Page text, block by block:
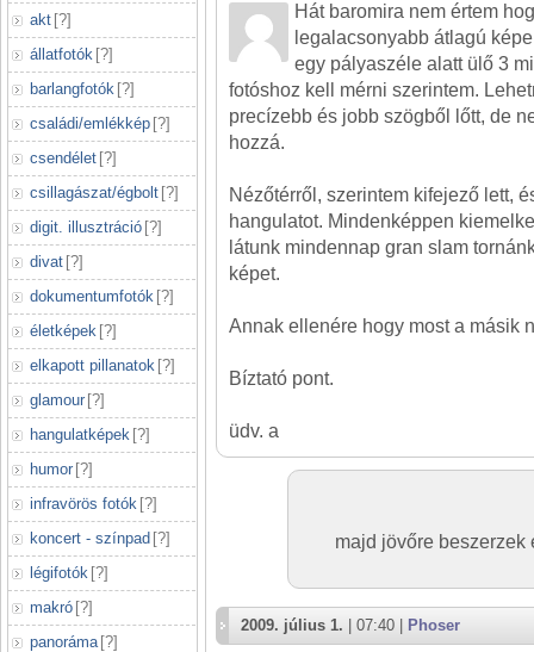
akt [?]
állatfotók [?]
barlangfotók [?]
családi/emlékkép [?]
csendélet [?]
csillagászat/égbolt [?]
digit. illusztráció [?]
divat [?]
dokumentumfotók [?]
életképek [?]
elkapott pillanatok [?]
glamour [?]
hangulatképek [?]
humor [?]
infravörös fotók [?]
koncert - színpad [?]
légifotók [?]
makró [?]
panoráma [?]
Hát baromira nem értem
legalacsonyabb átlagú
egy pályaszéle alatt ülő 3
fotóshoz kell mérni szerintem.
precízebb és jobb szögből lőtt, de
hozzá.
Nézőtérről, szerintem kifejező lett,
hangulatot. Mindenképpen
látunk mindennap gran slam
képet.
Annak ellenére hogy most a másik
Bíztató pont.
üdv. a
majd jövőre beszerzek
2009. július 1. | 07:40 | Phoser